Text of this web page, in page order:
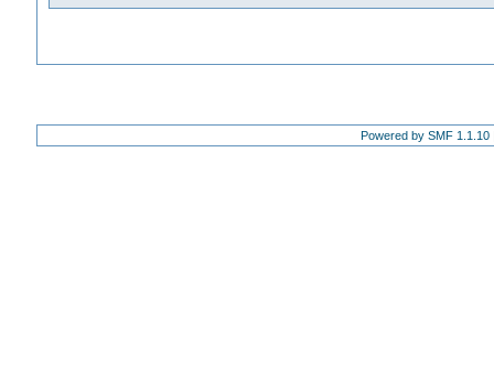
Powered by SMF 1.1.10